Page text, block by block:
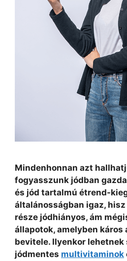
Mindenhonnan azt
fogyasszunk jódban
és jód tartalmú étrend-
általánosságban igaz,
része jódhiányos, ám
állapotok, amelyben káros
bevitele. Ilyenkor
jódmentes multivitaminok